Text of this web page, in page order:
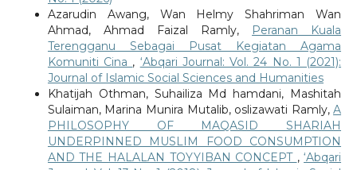
Azarudin Awang, Wan Helmy Shahriman Wan
Ahmad, Ahmad Faizal Ramly,
Peranan Kuala
Terengganu Sebagai Pusat Kegiatan Agama
Komuniti Cina , ‘Abqari Journal: Vol. 24 No. 1 (2021):
Journal of Islamic Social Sciences and Humanities
Khatijah Othman, Suhailiza Md hamdani, Mashitah
Sulaiman, Marina Munira Mutalib, oslizawati Ramly,A
PHILOSOPHY OF MAQASID SHARIAH
UNDERPINNED MUSLIM FOOD CONSUMPTION
AND THE HALALAN TOYYIBAN CONCEPT ,‘Abqari